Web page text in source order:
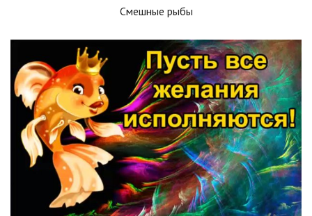
Смешные рыбы